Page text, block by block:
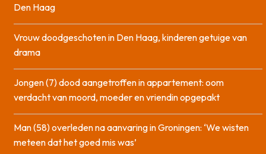
Den Haag
Vrouw doodgeschoten in Den Haag, kinderen getuige van
drama
Jongen (7) dood aangetroffen in appartement: oom
verdacht van moord, moeder en vriendin opgepakt
Man (58) overleden na aanvaring in Groningen: ‘We wisten
meteen dat het goed mis was’